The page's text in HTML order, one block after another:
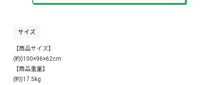
サイズ
【商品サイズ】
(約)100×96×62cm
【商品重量】
(約)17.5kg